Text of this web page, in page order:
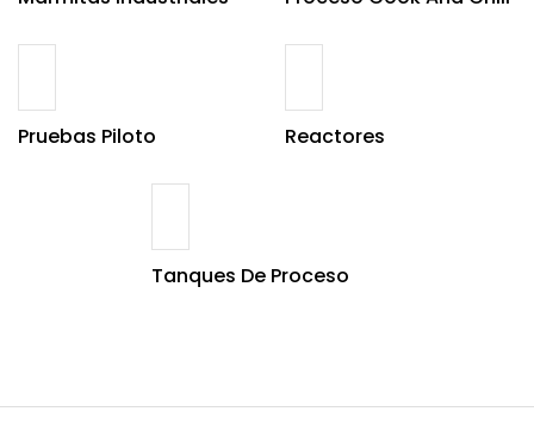
Pruebas Piloto Reactores
Tanques De Proceso